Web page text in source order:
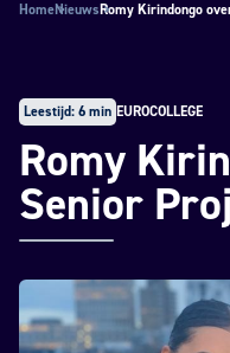
HomeNieuwsRomy Kirindongo
Leestijd: 6 min EUROCOLLEGE
Romy
Senior